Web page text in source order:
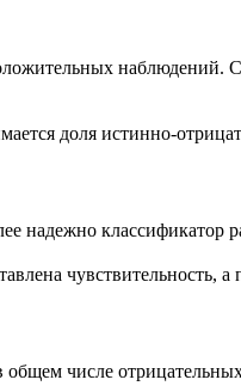
наблюдений.
доля истинно-
надежно классификатор
чувствительность,
числе